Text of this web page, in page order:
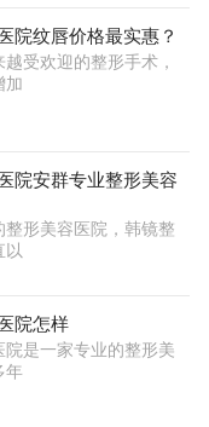
院纹唇价格最实惠？
受欢迎的整形手术，
加
院安群专业整形美容
整形美容医院，韩镜整
以
院怎样
院是一家专业的整形美
年